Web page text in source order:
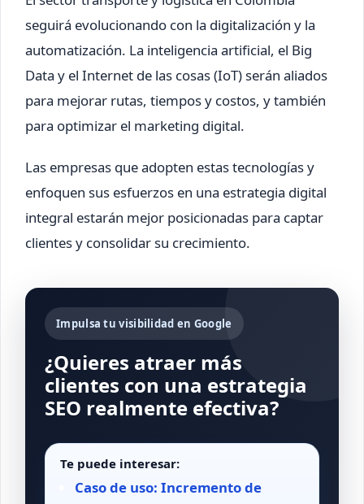
seguirá evolucionando con la digitalización y la
automatización. La inteligencia artificial, el Big
Data y el Internet de las cosas (IoT) serán aliados
para mejorar rutas, tiempos y costos, y también
para optimizar el marketing digital.
Las empresas que adopten estas tecnologías y
enfoquen sus esfuerzos en una estrategia digital
integral estarán mejor posicionadas para captar
clientes y consolidar su crecimiento.
Impulsa tu visibilidad en Google
¿Quieres atraer más
clientes con una estrategia
SEO realmente efectiva?
Te puede interesar:
Caso de uso: Incremento de